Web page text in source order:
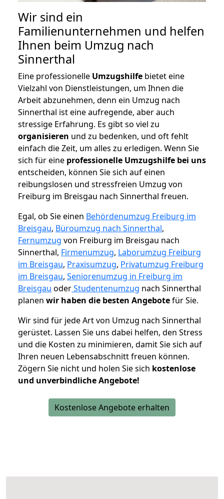
Wir sind ein
Familienunternehmen und helfen
Ihnen beim Umzug nach
Sinnerthal
Eine professionelle Umzugshilfe bietet eine
Vielzahl von Dienstleistungen, um Ihnen die
Arbeit abzunehmen, denn ein Umzug nach
Sinnerthal ist eine aufregende, aber auch
stressige Erfahrung. Es gibt so viel zu
organisieren und zu bedenken, und oft fehlt
einfach die Zeit, um alles zu erledigen. Wenn Sie
sich für eine professionelle Umzugshilfe bei uns
entscheiden, können Sie sich auf einen
reibungslosen und stressfreien Umzug von
Freiburg im Breisgau nach Sinnerthal freuen.
Egal, ob Sie einen Behördenumzug Freiburg im
Breisgau, Büroumzug nach Sinnerthal,
Fernumzug von Freiburg im Breisgau nach
Sinnerthal, Firmenumzug, Laborumzug Freiburg
im Breisgau, Praxisumzug, Privatumzug Freiburg
im Breisgau, Seniorenumzug in Freiburg im
Breisgau oderStudentenumzug nach Sinnerthal
planen wir haben die besten Angebotefür Sie.
Wir sind für jede Art von Umzug nach Sinnerthal
gerüstet. Lassen Sie uns dabei helfen, den Stress
und die Kosten zu minimieren, damit Sie sich auf
Ihren neuen Lebensabschnitt freuen können.
Zögern Sie nicht und holen Sie sich kostenlose
und unverbindliche Angebote!
Kostenlose Angebote erhalten